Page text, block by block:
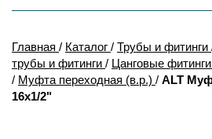
Главная / Каталог / Трубы и фитинги
трубы и фитинги / Цанговые
/ Муфта переходная (в.р.) / ALT
16х1/2"